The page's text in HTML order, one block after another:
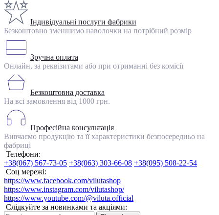
Індивідуальні послуги фабрики
Безкоштовно зменшимо наволочки на потрібний розмір
Зручна оплата
Онлайн, за реквізитами або при отриманні без комісії
Безкоштовна доставка
На всі замовлення від 1000 грн.
Професійна консультація
Вивчаємо продукцію та її характеристики безпосередньо на
фабриці
Телефони:
+38(067) 567-73-05 +38(063) 303-66-08 +38(095) 508-22-54
Соц мережі:
https://www.facebook.com/vilutashop
https://www.instagram.com/vilutashop/
https://www.youtube.com/@viluta.official
Слідкуйте за новинками та акціями: